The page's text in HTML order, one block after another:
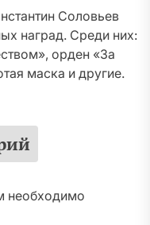
Соловьев
наград. Среди них:
орден «За
маска и другие.
необходимо